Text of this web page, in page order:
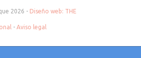
2026 - Diseño web: THE
- Aviso legal